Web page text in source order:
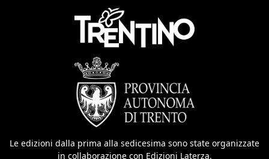
Le edizioni dalla prima alla sedicesima sono state organizzate
in collaborazione con Edizioni Laterza.